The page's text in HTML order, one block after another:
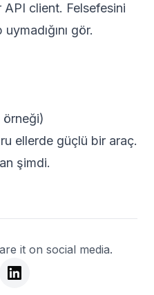
client. Felsefesini
gör.
ellerde güçlü bir araç.
şimdi.
it on social media.